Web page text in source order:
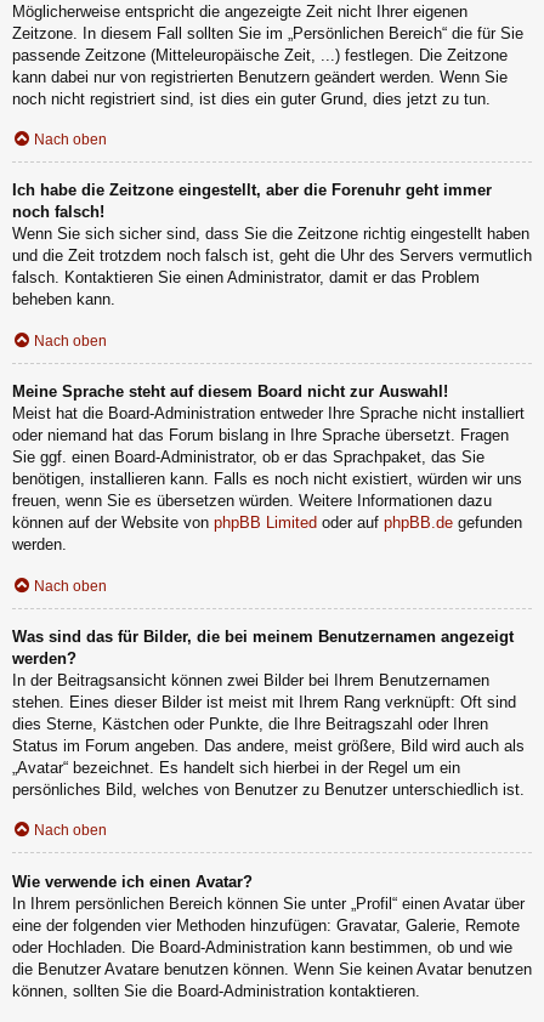
Möglicherweise entspricht die angezeigte Zeit nicht Ihrer eigenen
Zeitzone. In diesem Fall sollten Sie im „Persönlichen Bereich“ die für Sie
passende Zeitzone (Mitteleuropäische Zeit, ...) festlegen. Die Zeitzone
kann dabei nur von registrierten Benutzern geändert werden. Wenn Sie
noch nicht registriert sind, ist dies ein guter Grund, dies jetzt zu tun.
Nach oben
Ich habe die Zeitzone eingestellt, aber die Forenuhr geht immer
noch falsch!
Wenn Sie sich sicher sind, dass Sie die Zeitzone richtig eingestellt haben
und die Zeit trotzdem noch falsch ist, geht die Uhr des Servers vermutlich
falsch. Kontaktieren Sie einen Administrator, damit er das Problem
beheben kann.
Nach oben
Meine Sprache steht auf diesem Board nicht zur Auswahl!
Meist hat die Board-Administration entweder Ihre Sprache nicht installiert
oder niemand hat das Forum bislang in Ihre Sprache übersetzt. Fragen
Sie ggf. einen Board-Administrator, ob er das Sprachpaket, das Sie
benötigen, installieren kann. Falls es noch nicht existiert, würden wir uns
freuen, wenn Sie es übersetzen würden. Weitere Informationen dazu
können auf der Website von phpBB Limited oder auf phpBB.de gefunden
werden.
Nach oben
Was sind das für Bilder, die bei meinem Benutzernamen angezeigt
werden?
In der Beitragsansicht können zwei Bilder bei Ihrem Benutzernamen
stehen. Eines dieser Bilder ist meist mit Ihrem Rang verknüpft: Oft sind
dies Sterne, Kästchen oder Punkte, die Ihre Beitragszahl oder Ihren
Status im Forum angeben. Das andere, meist größere, Bild wird auch als
„Avatar“ bezeichnet. Es handelt sich hierbei in der Regel um ein
persönliches Bild, welches von Benutzer zu Benutzer unterschiedlich ist.
Nach oben
Wie verwende ich einen Avatar?
In Ihrem persönlichen Bereich können Sie unter „Profil“ einen Avatar über
eine der folgenden vier Methoden hinzufügen: Gravatar, Galerie, Remote
oder Hochladen. Die Board-Administration kann bestimmen, ob und wie
die Benutzer Avatare benutzen können. Wenn Sie keinen Avatar benutzen
können, sollten Sie die Board-Administration kontaktieren.